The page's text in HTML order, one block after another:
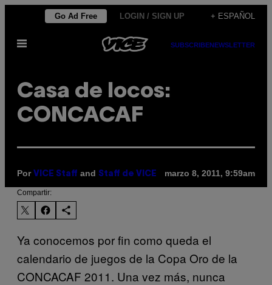
contenido
Go Ad Free LOGIN / SIGN UP + ESPAÑOL
Abrir
SUBSCRIBENEWSLETTER
Casa de locos:
CONCACAF
Por VICE Staff and Staff de VICE marzo 8, 2011, 9:59am
Compartir:
Ya conocemos por fin como queda el
calendario de juegos de la Copa Oro de la
CONCACAF 2011. Una vez más, nunca